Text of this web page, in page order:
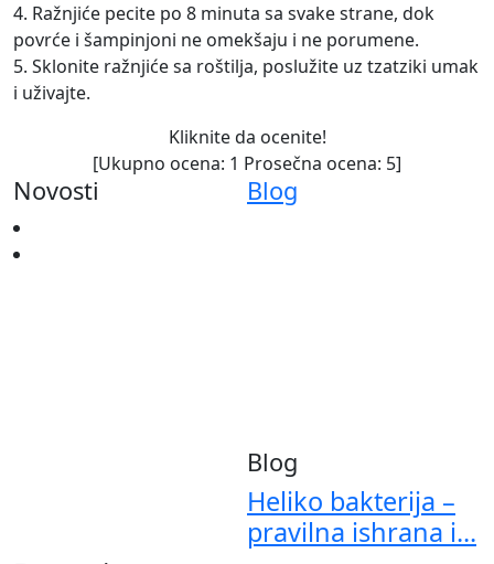
4. Ražnjiće pecite po 8 minuta sa svake strane, dok
povrće i šampinjoni ne omekšaju i ne porumene.
5. Sklonite ražnjiće sa roštilja, poslužite uz tzatziki umak
i uživajte.
Kliknite da ocenite!
[Ukupno ocena: 1 Prosečna ocena: 5]
Novosti Blog
Blog
Heliko bakterija –
pravilna ishrana i...